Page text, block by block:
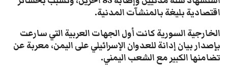
اقتصادية بليغة بالمنشآت المدنية.
الخارجية السورية كانت أول الجهات العربية التي سارعت
بإصدار بيان إدانة للعدوان الإسرائيلي على اليمن، معربة عن
تضامنها الكبير مع الشعب اليمني.